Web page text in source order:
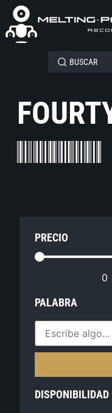
PRECIO
0
PALABRA
DISPONIBILIDAD